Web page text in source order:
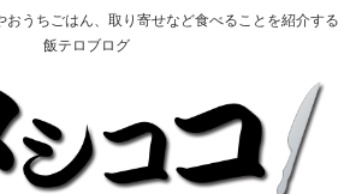
おうちごはん、取り寄せなど食べることを紹介する
飯テロブログ